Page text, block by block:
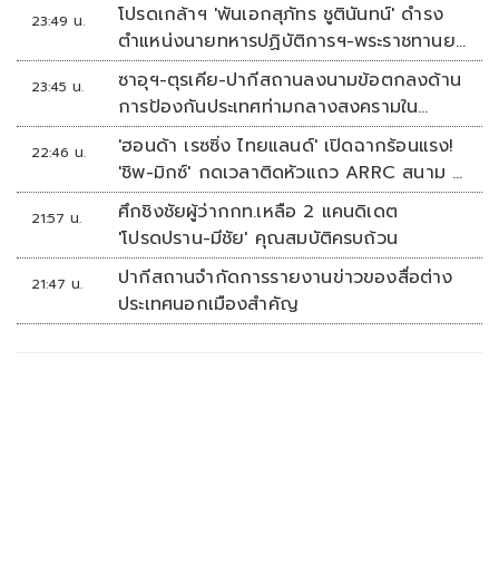
23:49 น.
โปรดเกล้าฯ 'พันเอกสุภัทร ชูตินันทน์' ดำรง
ตำแหน่งนายทหารปฏิบัติการฯ-พระราชทานยศ
'พลตรี'
23:45 น.
ซาอุฯ-ตุรเคีย-ปากีสถานลงนามข้อตกลงด้าน
การป้องกันประเทศท่ามกลางสงครามใน
ภูมิภาค
22:46 น.
'ฮอนด้า เรซซิ่ง ไทยแลนด์' เปิดฉากร้อนแรง!
'ชิพ-มิกซ์' กดเวลาติดหัวแถว ARRC สนาม 4
ที่มัลดาลิกา
21:57 น.
ศึกชิงชัยผู้ว่ากกท.เหลือ 2 แคนดิเดต
'โปรดปราน-มีชัย' คุณสมบัติครบถ้วน
21:47 น.
ปากีสถานจำกัดการรายงานข่าวของสื่อต่าง
ประเทศนอกเมืองสำคัญ